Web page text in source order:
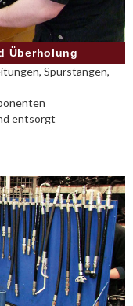
Überholung
Spurstangen,
entsorgt